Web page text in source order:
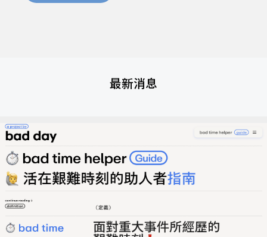
最新消息